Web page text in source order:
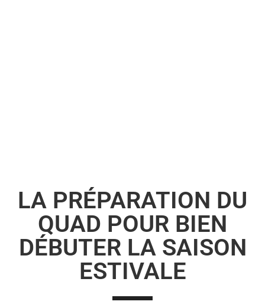
LA PRÉPARATION DU
QUAD POUR BIEN
DÉBUTER LA SAISON
ESTIVALE